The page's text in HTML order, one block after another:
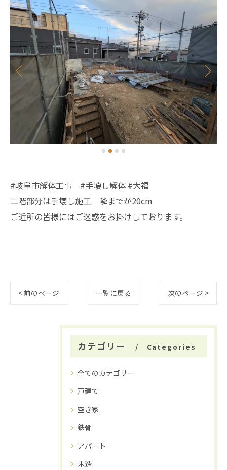
#岐阜市解体工事 #手壊し解体 #大福
二階部分は手壊し施工 隣までが20cm
ご近所の皆様にはご迷惑をお掛けしております。
< 前のページ 一覧に戻る 次のページ >
カテゴリー Categories
全てのカテゴリー
戸建て
空き家
鉄骨
アパート
木造